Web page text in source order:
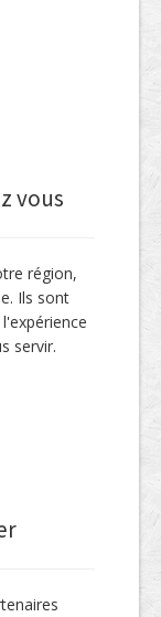
vous
région,
Ils sont
servir.